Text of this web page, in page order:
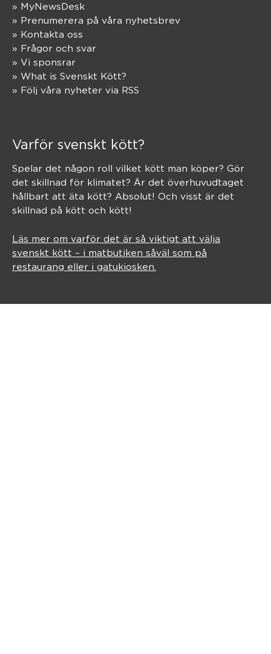
» MyNewsDesk
» Prenumerera på våra nyhetsbrev
» Kontakta oss
» Frågor och svar
» Vi sponsrar
» What is Svenskt Kött?
» Följ våra nyheter via RSS
Varför svenskt kött?
Spelar det någon roll vilket kött man köper? Gör
det skillnad för klimatet? Är det överhuvudtaget
hållbart att äta kött? Absolut! Och visst är det
skillnad på kött och kött!
Läs mer om varför det är så viktigt att välja
svenskt kött – i matbutiken såväl som på
restaurang eller i gatukiosken.